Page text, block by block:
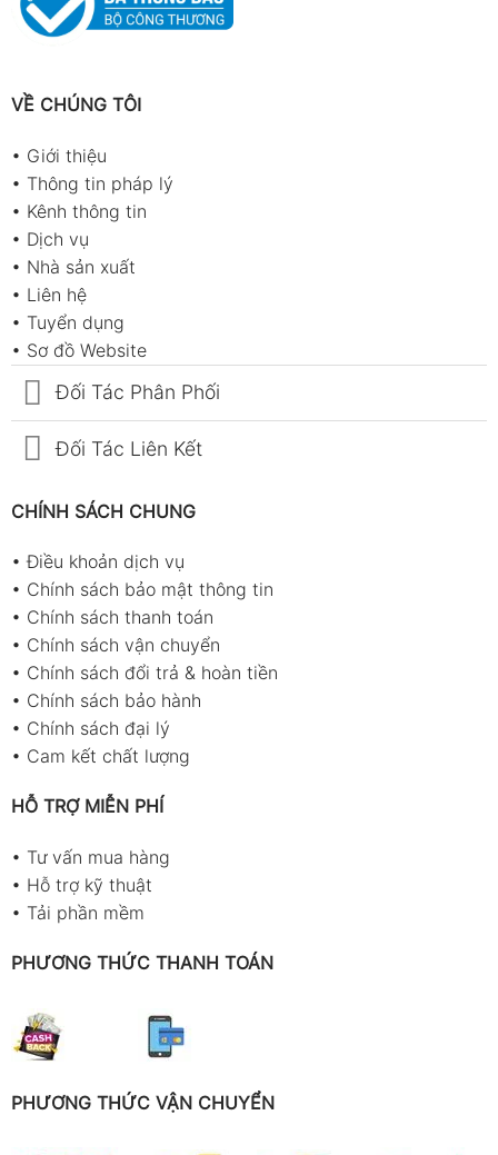
VỀ CHÚNG TÔI
• Giới thiệu
• Thông tin pháp lý
• Kênh thông tin
• Dịch vụ
• Nhà sản xuất
• Liên hệ
• Tuyển dụng
• Sơ đồ Website
Đối Tác Phân Phối
Đối Tác Liên Kết
CHÍNH SÁCH CHUNG
•Điều khoản dịch vụ
• Chính sách bảo mật thông tin
• Chính sách thanh toán
• Chính sách vận chuyển
• Chính sách đổi trả & hoàn tiền
• Chính sách bảo hành
• Chính sách đại lý
• Cam kết chất lượng
HỖ TRỢ MIỄN PHÍ
• Tư vấn mua hàng
• Hỗ trợ kỹ thuật
• Tải phần mềm
PHƯƠNG THỨC THANH TOÁN
PHƯƠNG THỨC VẬN CHUYỂN